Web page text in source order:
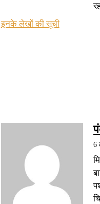
इनके लेखों की सूची
6